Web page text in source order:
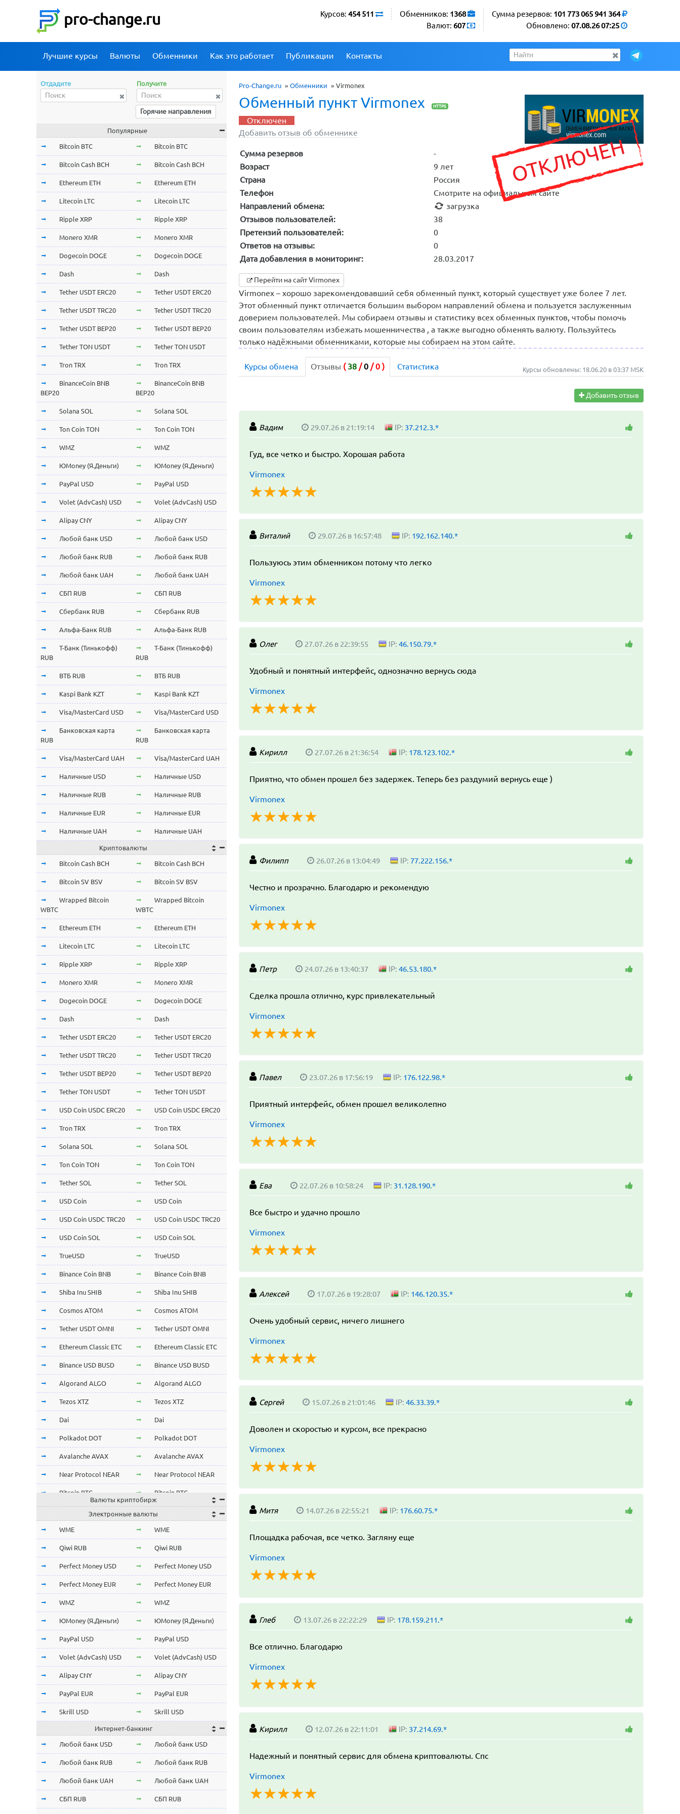
pro-change.ru Сумма резервов: 101 773 065 941 364
Обновлено: 07.08.26 07:25
Обменников: 1368
Валют: 607
Курсов: 454 511
Лучшие курсы Валюты Обменники Как это работает Публикации Контакты
Pro-Change.ru » Обменники » Virmonex
Обменный пункт Virmonex HTTPS
Отключен
Добавить отзыв об обменнике
Сумма резервов
-
Возраст
9 лет
Страна
Россия
Телефон
Смотрите на официальном сайте
Направлений обмена:
загрузка
Отзывов пользователей:
38
Претензий пользователей:
0
Ответов на отзывы:
0
Дата добавления в мониторинг:
28.03.2017
Перейти на сайт Virmonex
Virmonex – хорошо зарекомендовавший себя обменный пункт, который существует уже более 7 лет.
Этот обменный пункт отличается большим выбором направлений обмена и пользуется заслуженным
доверием пользователей. Мы собираем отзывы и статистику всех обменных пунктов, чтобы помочь
своим пользователям избежать мошенничества , а также выгодно обменять валюту. Пользуйтесь
только надёжными обменниками, которые мы собираем на этом сайте.
Курсы обновлены: 18.06.20 в 03:37 MSK
Курсы обмена Отзывы ( 38 / 0 / 0 ) Статистика
Добавить отзыв
Вадим 29.07.26 в 21:19:14 IP: 37.212.3.*
Гуд, все четко и быстро. Хорошая работа
Virmonex
☆☆☆☆☆
★★★★★
Виталий 29.07.26 в 16:57:48 IP: 192.162.140.*
Пользуюсь этим обменником потому что легко
Virmonex
☆☆☆☆☆
★★★★★
Олег 27.07.26 в 22:39:55 IP: 46.150.79.*
Удобный и понятный интерфейс, однозначно вернусь сюда
Virmonex
☆☆☆☆☆
★★★★★
Кирилл 27.07.26 в 21:36:54 IP: 178.123.102.*
Приятно, что обмен прошел без задержек. Теперь без раздумий вернусь еще )
Virmonex
☆☆☆☆☆
★★★★★
Филипп 26.07.26 в 13:04:49 IP: 77.222.156.*
Честно и прозрачно. Благодарю и рекомендую
Virmonex
☆☆☆☆☆
★★★★★
Петр 24.07.26 в 13:40:37 IP: 46.53.180.*
Сделка прошла отлично, курс привлекательный
Virmonex
☆☆☆☆☆
★★★★★
Павел 23.07.26 в 17:56:19 IP: 176.122.98.*
Приятный интерфейс, обмен прошел великолепно
Virmonex
☆☆☆☆☆
★★★★★
Ева 22.07.26 в 10:58:24 IP: 31.128.190.*
Все быстро и удачно прошло
Virmonex
☆☆☆☆☆
★★★★★
Алексей 17.07.26 в 19:28:07 IP: 146.120.35.*
Очень удобный сервис, ничего лишнего
Virmonex
☆☆☆☆☆
★★★★★
Сергей 15.07.26 в 21:01:46 IP: 46.33.39.*
Доволен и скоростью и курсом, все прекрасно
Virmonex
☆☆☆☆☆
★★★★★
Митя 14.07.26 в 22:55:21 IP: 176.60.75.*
Площадка рабочая, все четко. Загляну еще
Virmonex
☆☆☆☆☆
★★★★★
Глеб 13.07.26 в 22:22:29 IP: 178.159.211.*
Все отлично. Благодарю
Virmonex
☆☆☆☆☆
★★★★★
Кирилл 12.07.26 в 22:11:01 IP: 37.214.69.*
Надежный и понятный сервис для обмена криптовалюты. Спс
Virmonex
☆☆☆☆☆
★★★★★
Отдадите Получите
Горячие направления
Популярные
Bitcoin BTC Bitcoin BTC
Bitcoin Cash BCH Bitcoin Cash BCH
Ethereum ETH Ethereum ETH
Litecoin LTC Litecoin LTC
Ripple XRP Ripple XRP
Monero XMR Monero XMR
Dogecoin DOGE Dogecoin DOGE
Dash Dash
Tether USDT ERC20 Tether USDT ERC20
Tether USDT TRC20 Tether USDT TRC20
Tether USDT BEP20 Tether USDT BEP20
Tether TON USDT Tether TON USDT
Tron TRX Tron TRX
BinanceCoin BNB
BEP20
BinanceCoin BNB
BEP20
Solana SOL Solana SOL
Ton Coin TON Ton Coin TON
WMZ WMZ
ЮMoney (Я.Деньги) ЮMoney (Я.Деньги)
PayPal USD PayPal USD
Volet (AdvCash) USD Volet (AdvCash) USD
Alipay CNY Alipay CNY
Любой банк USD Любой банк USD
Любой банк RUB Любой банк RUB
Любой банк UAH Любой банк UAH
СБП RUB СБП RUB
Сбербанк RUB Сбербанк RUB
Альфа-Банк RUB Альфа-Банк RUB
Т-Банк (Тинькофф)
RUB
Т-Банк (Тинькофф)
RUB
ВТБ RUB ВТБ RUB
Kaspi Bank KZT Kaspi Bank KZT
Visa/MasterCard USD Visa/MasterCard USD
Банковская карта
RUB
Банковская карта
RUB
Visa/MasterCard UAH Visa/MasterCard UAH
Наличные USD Наличные USD
Наличные RUB Наличные RUB
Наличные EUR Наличные EUR
Наличные UAH Наличные UAH
Криптовалюты
Bitcoin Cash BCH Bitcoin Cash BCH
Bitcoin SV BSV Bitcoin SV BSV
Wrapped Bitcoin
WBTC
Wrapped Bitcoin
WBTC
Ethereum ETH Ethereum ETH
Litecoin LTC Litecoin LTC
Ripple XRP Ripple XRP
Monero XMR Monero XMR
Dogecoin DOGE Dogecoin DOGE
Dash Dash
Tether USDT ERC20 Tether USDT ERC20
Tether USDT TRC20 Tether USDT TRC20
Tether USDT BEP20 Tether USDT BEP20
Tether TON USDT Tether TON USDT
USD Coin USDC ERC20 USD Coin USDC ERC20
Tron TRX Tron TRX
Solana SOL Solana SOL
Ton Coin TON Ton Coin TON
Tether SOL Tether SOL
USD Coin USD Coin
USD Coin USDC TRC20 USD Coin USDC TRC20
USD Coin SOL USD Coin SOL
TrueUSD TrueUSD
Binance Coin BNB Binance Coin BNB
Shiba Inu SHIB Shiba Inu SHIB
Cosmos ATOM Cosmos ATOM
Tether USDT OMNI Tether USDT OMNI
Ethereum Classic ETC Ethereum Classic ETC
Binance USD BUSD Binance USD BUSD
Algorand ALGO Algorand ALGO
Tezos XTZ Tezos XTZ
Dai Dai
Polkadot DOT Polkadot DOT
Avalanche AVAX Avalanche AVAX
Near Protocol NEAR Near Protocol NEAR
Bitcoin BTC Bitcoin BTC
Terra LUNA
Cardano ADA Cardano ADA
OmiseGo OMG OmiseGo OMG
Verge XVG Verge XVG
BitTorrent BTT BitTorrent BTT
Stellar Lumens XLM Stellar Lumens XLM
NEO NEO
ChainLink LINK ChainLink LINK
Qtum Qtum
Iota MIOTA Iota MIOTA
Waves Waves
Icon ICX Icon ICX
Ontology ONT Ontology ONT
0x ZRX 0x ZRX
VeChain VET VeChain VET
Ravencoin RVN Ravencoin RVN
Валюты криптобирж
Электронные валюты
WME WME
Qiwi RUB Qiwi RUB
Perfect Money USD Perfect Money USD
Perfect Money EUR Perfect Money EUR
WMZ WMZ
ЮMoney (Я.Деньги) ЮMoney (Я.Деньги)
PayPal USD PayPal USD
Volet (AdvCash) USD Volet (AdvCash) USD
Alipay CNY Alipay CNY
PayPal EUR PayPal EUR
Skrill USD Skrill USD
Volet (AdvCash) RUB Volet (AdvCash) RUB
Volet (AdvCash) EUR Volet (AdvCash) EUR
Volet (AdvCash) KZT Volet (AdvCash) KZT
ePayments USD ePayments USD
Интернет-банкинг
Любой банк USD Любой банк USD
Любой банк RUB Любой банк RUB
Любой банк UAH Любой банк UAH
СБП RUB СБП RUB